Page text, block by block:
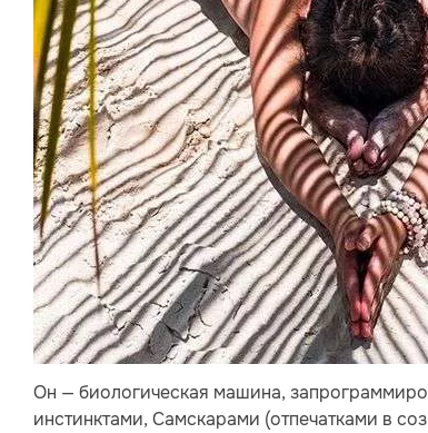
Он — биологическая машина,
инстинктами, Самскарами (отпечатками в